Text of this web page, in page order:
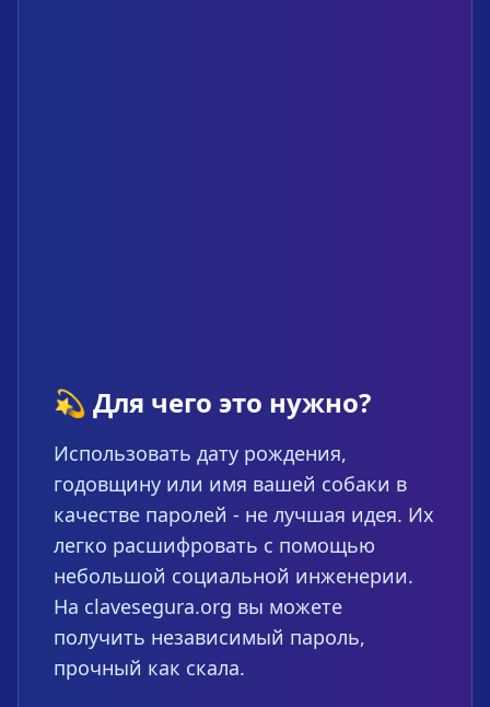
💫 Для чего это нужно?
Использовать дату рождения,
годовщину или имя вашей собаки в
качестве паролей - не лучшая идея. Их
легко расшифровать с помощью
небольшой социальной инженерии.
На clavesegura.org вы можете
получить независимый пароль,
прочный как скала.